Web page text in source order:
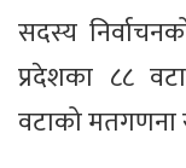
सदस्य
प्रदेशका ८८
वटाको मतगणना